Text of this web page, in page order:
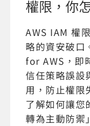
權限，你
AWS IAM 權
略的資安破
for AWS，即
信任策略誤
用，防止權限
了解如何讓您
轉為主動防禦